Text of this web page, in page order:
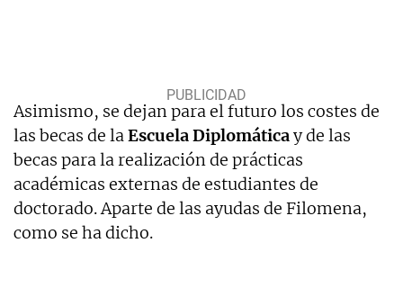
Asimismo, se dejan para el futuro los costes de
las becas de laEscuela Diplomáticay de las
becas para la realización de prácticas
académicas externas de estudiantes de
doctorado. Aparte de las ayudas de Filomena,
como se ha dicho.